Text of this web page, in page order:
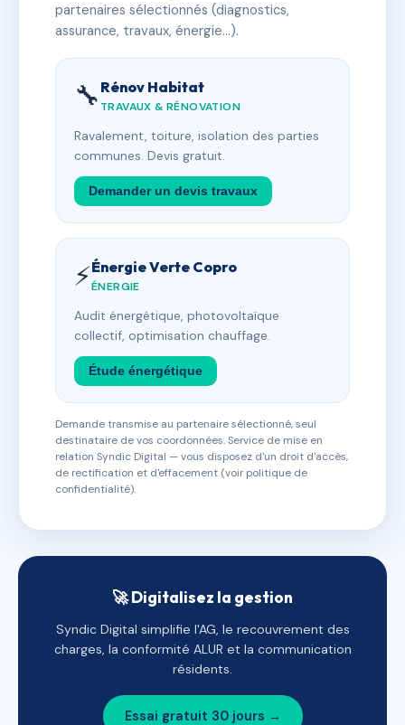
partenaires sélectionnés (diagnostics,
assurance, travaux, énergie…).
🔧 Rénov Habitat
TRAVAUX & RÉNOVATION
Ravalement, toiture, isolation des parties
communes. Devis gratuit.
Demander un devis travaux
⚡Énergie Verte Copro
ÉNERGIE
Audit énergétique, photovoltaïque
collectif, optimisation chauffage.
Étude énergétique
Demande transmise au partenaire sélectionné, seul
destinataire de vos coordonnées. Service de mise en
relation Syndic Digital — vous disposez d'un droit d'accès,
de rectification et d'effacement (voir politique de
confidentialité).
🚀 Digitalisez la gestion
Syndic Digital simplifie l'AG, le recouvrement des
charges, la conformité ALUR et la communication
résidents.
Essai gratuit 30 jours →